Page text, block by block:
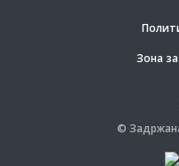
Зона
©